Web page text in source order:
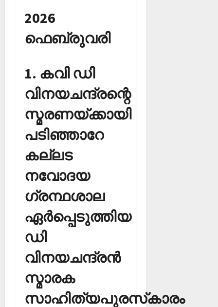
2026
ഫെബ്രുവരി
1. കവി ഡി
വിനയചന്ദ്രന്റെ
സ്മരണയ്ക്കായി
പടിഞ്ഞാറേ
കല്ലട
നവോദയ
ഗ്രന്ഥശാല
ഏര്‍പ്പെടുത്തിയ
ഡി
വിനയചന്ദ്രന്‍
സ്മാരക
സാഹിത്യപുരസ്‌കാരം